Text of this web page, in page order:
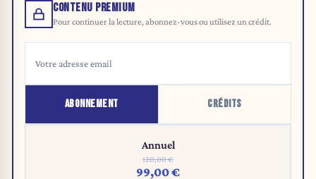
CONTENU PREMIUM
Pour continuer la lecture, abonnez-vous ou utilisez un crédit.
ABONNEMENT CRÉDITS
Annuel
120,00 €
99,00 €